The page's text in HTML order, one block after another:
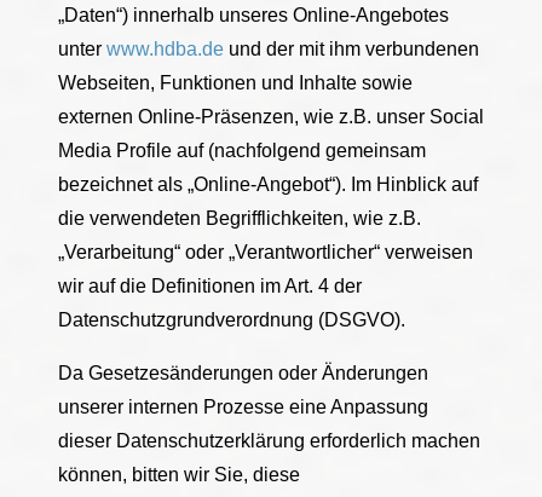
„Daten“) innerhalb unseres Online-Angebotes
unter www.hdba.de und der mit ihm verbundenen
Webseiten, Funktionen und Inhalte sowie
externen Online-Präsenzen, wie z.B. unser Social
Media Profile auf (nachfolgend gemeinsam
bezeichnet als „Online-Angebot“). Im Hinblick auf
die verwendeten Begrifflichkeiten, wie z.B.
„Verarbeitung“ oder „Verantwortlicher“ verweisen
wir auf die Definitionen im Art. 4 der
Datenschutzgrundverordnung (DSGVO).
Da Gesetzesänderungen oder Änderungen
unserer internen Prozesse eine Anpassung
dieser Datenschutzerklärung erforderlich machen
können, bitten wir Sie, diese